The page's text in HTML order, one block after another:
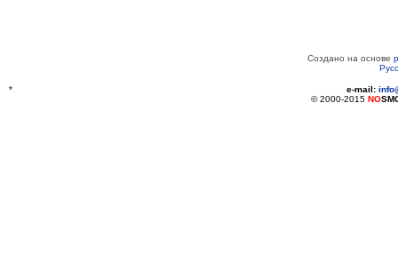
Создано на основе
* e-mail:
© 2000-2015 NO